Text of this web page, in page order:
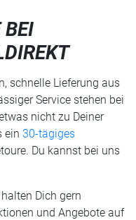
BEI
schnelle Lieferung aus
Service stehen bei
nicht zu Deiner
ein 30-tägiges
Du kannst bei uns
Dich gern
und Angebote auf